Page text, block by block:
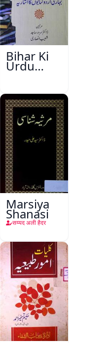
Bihar Ki
Urdu
Kitabon
Ishariya
Marsiya
Shanasi
सय्यद अली हैदर